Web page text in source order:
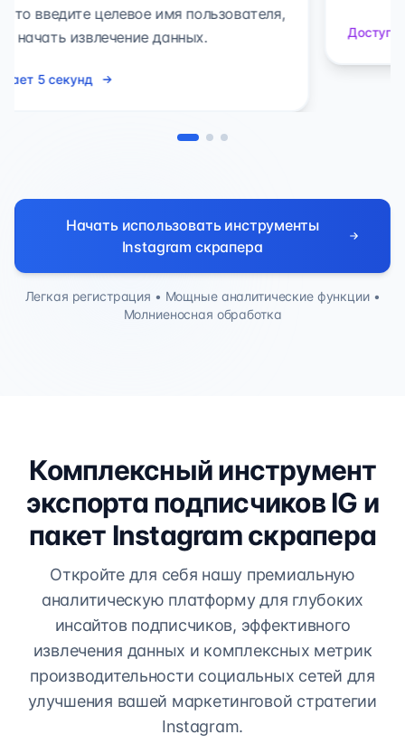
- просто введите целевое имя пользователя,
чтобы начать извлечение данных.
Занимает 5 секунд
Начать использовать инструменты
Instagram скрапера
Легкая регистрация • Мощные аналитические функции •
Молниеносная обработка
Комплексный инструмент
экспорта подписчиков IG и
пакет Instagram скрапера
Откройте для себя нашу премиальную
аналитическую платформу для глубоких
инсайтов подписчиков, эффективного
извлечения данных и комплексных метрик
производительности социальных сетей для
улучшения вашей маркетинговой стратегии
Instagram.